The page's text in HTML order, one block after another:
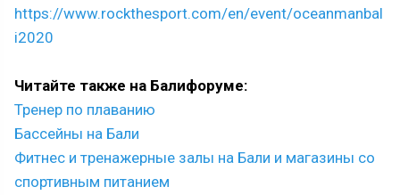
https://www.rockthesport.com/en/event/oceanmanbal
i2020
Читайте также на Балифоруме:
Тренер по плаванию
Бассейны на Бали
Фитнес и тренажерные залы на Бали и магазины со
спортивным питанием